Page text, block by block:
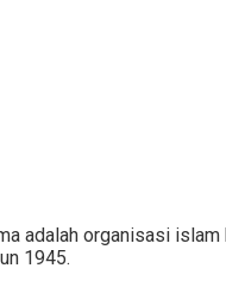
adalah organisasi
1945.